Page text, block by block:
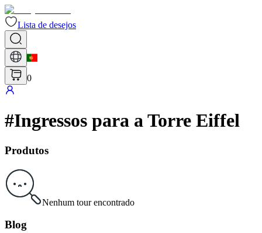
Lista de desejos
0
#Ingressos para a Torre Eiffel
Produtos
Nenhum tour encontrado
Blog